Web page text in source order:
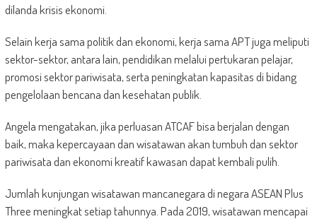
dilanda krisis ekonomi.
Selain kerja sama politik dan ekonomi, kerja sama APT juga meliputi
sektor-sektor, antara lain, pendidikan melalui pertukaran pelajar,
promosi sektor pariwisata, serta peningkatan kapasitas di bidang
pengelolaan bencana dan kesehatan publik.
Angela mengatakan, jika perluasan ATCAF bisa berjalan dengan
baik, maka kepercayaan dan wisatawan akan tumbuh dan sektor
pariwisata dan ekonomi kreatif kawasan dapat kembali pulih.
Jumlah kunjungan wisatawan mancanegara di negara ASEAN Plus
Three meningkat setiap tahunnya. Pada 2019, wisatawan mencapai